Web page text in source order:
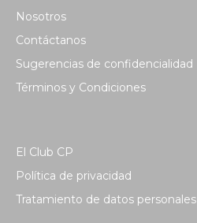
Nosotros
Contáctanos
Sugerencias de confidencialidad
Términos y Condiciones
El Club CP
Política de privacidad
Tratamiento de datos personales